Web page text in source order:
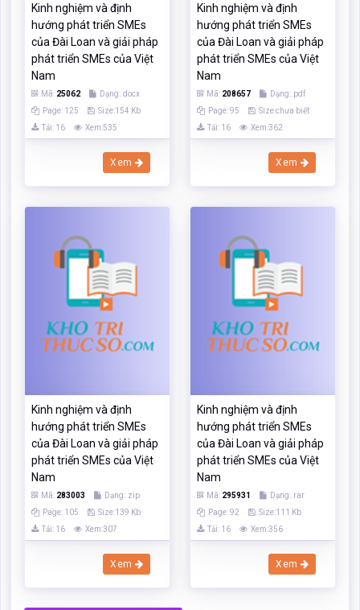
Kinh nghiệm và định
hướng phát triển SMEs
của Đài Loan và giải pháp
phát triển SMEs của Việt
Nam
Mã: 25062
Dạng:.docx
Page: 125
Size:154 Kb
Tải: 16
Xem:535
Xem
Kinh nghiệm và định
hướng phát triển SMEs
của Đài Loan và giải pháp
phát triển SMEs của Việt
Nam
Mã: 208657
Dạng:.pdf
Page: 95
Size:chưa biết
Tải: 16
Xem:362
Xem
Kinh nghiệm và định
hướng phát triển SMEs
của Đài Loan và giải pháp
phát triển SMEs của Việt
Nam
Mã: 283003
Dạng:.zip
Page: 105
Size:139 Kb
Tải: 16
Xem:307
Xem
Kinh nghiệm và định
hướng phát triển SMEs
của Đài Loan và giải pháp
phát triển SMEs của Việt
Nam
Mã: 295931
Dạng:.rar
Page: 92
Size:111 Kb
Tải: 16
Xem:356
Xem